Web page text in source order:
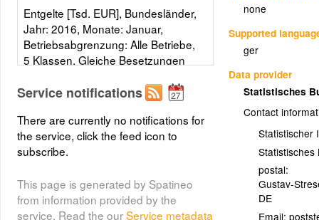
none
Supported
ger
Data provider
Statistisches
Contact
Statistischer
Statistisches
postal:
Gustav-
DE
Email:
Entgelte [Tsd. EUR], Bundesländer,
Jahr: 2016, Monate: Januar,
Betriebsabgrenzung: Alle Betriebe,
5 Klassen, Gleiche Besetzungen
Layer metadata (
xml
Service notifications
There are currently no notifications for
the service, click the feed icon to
subscribe.
This page is generated by Spatineo
from information provided by the
service. Read the ourService metadata